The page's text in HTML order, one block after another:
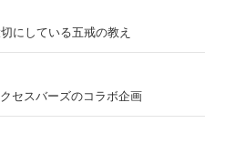
にしている五戒の教え
セスバーズのコラボ企画